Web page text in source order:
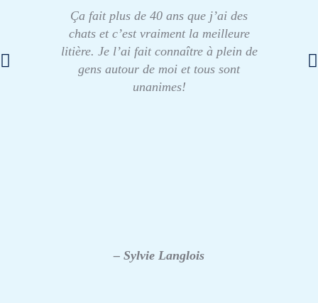
Ça fait plus de 40 ans que j’ai des
chats et c’est vraiment la meilleure
litière. Je l’ai fait connaître à plein de
gens autour de moi et tous sont
unanimes!
– Sylvie Langlois